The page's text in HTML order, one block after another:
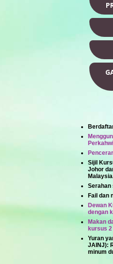
Sijil
Johor
Serahan
Fail dan
Dewan
dengan
Makan
kursus
Yuran
JAINJ):
minum